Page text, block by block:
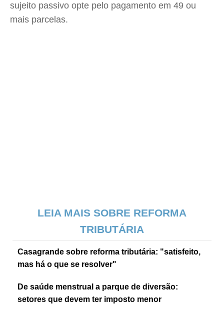
sujeito passivo opte pelo pagamento em 49 ou
mais parcelas.
LEIA MAIS SOBRE REFORMA
TRIBUTÁRIA
Casagrande sobre reforma tributária: "satisfeito,
mas há o que se resolver"
De saúde menstrual a parque de diversão:
setores que devem ter imposto menor